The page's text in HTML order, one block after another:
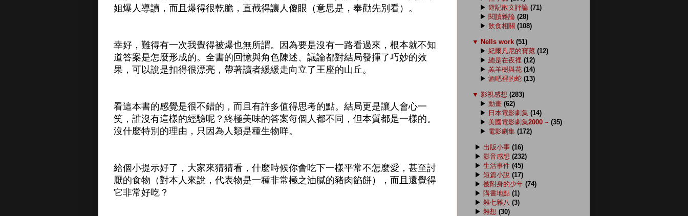
姐爆人導讀，而且爆得很乾脆，直截得讓人傻眼（意思是，奉勸先別看）。
幸好，難得有一次我覺得被爆也無所謂。因為要是沒有一路看過來，根本就不知
道答案是怎麼形成的。全書的回憶與角色陳述、議論都對結局發揮了巧妙的效
果，可以說是扣得很漂亮，帶著讀者緩緩走向立了王座的山丘。
看這本書的感覺是很不錯的，而且有許多值得思考的點。結局更是讓人會心一
笑，誰沒有這樣的經驗呢？終極美味的答案每個人都不同，但本質都是一樣的。
沒什麼特別的理由，只因為人類是種生物咩。
給個小提示好了，大家來猜猜看，什麼時候你會吃下一樣平常不怎麼愛，甚至討
厭的食物（對本人來說，代表物是一種非常極之油膩的豬肉餡餅），而且還覺得
它非常好吃？
▶ 遊記散文評論 (71)
▶ 閱讀雜論 (28)
▶ 飲食相關 (108)
▼ Nells work (51)
▶ 紀爾凡尼的寶藏 (12)
▶ 總是在夜裡 (12)
▶ 羔羊樹與花 (14)
▶ 酒吧裡的蛇 (13)
▼ 影視感想 (283)
▶ 動畫 (62)
▶ 日本電影劇集 (14)
▶ 美國電影劇集2000 ~ (35)
▶ 電影劇集 (172)
▶ 出版小事 (16)
▶ 影音感想 (232)
▶ 生活事件 (45)
▶ 短篇小說 (17)
▶ 被附身的少年 (74)
▶ 購書地點 (1)
▶ 雜七雜八 (3)
▶ 雜想 (30)